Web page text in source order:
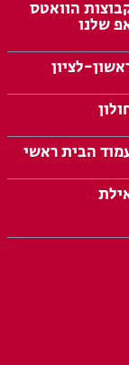
הוואטס
שלנו
לציון
הבית ראשי